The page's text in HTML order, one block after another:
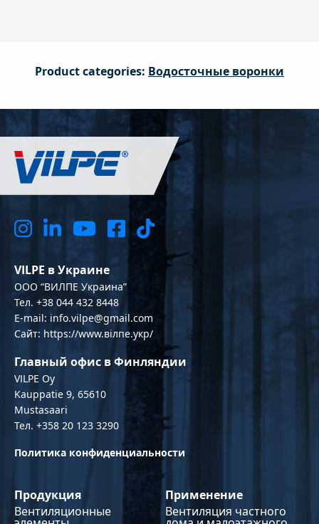
Product categories: Водосточные воронки
VILPE в Украине
OOO “ВИЛПЕ Украина”
Тел. +38 044 432 8448
E-mail: info.vilpe@gmail.com
Сайт: https://www.вілпе.укр/
Главный офис в Финляндии
VILPE Oy
Kauppatie 9, 65610
Mustasaari
Тел. +358 20 123 3290
Политика конфиденциальности
Продукция
Вентиляционные
Применение
Вентиляция частного